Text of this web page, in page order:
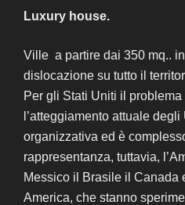
Luxury house.
Ville a partire dai 350 mq..
dislocazione su tutto il
Per gli Stati Uniti il
l’atteggiamento attuale
organizzativa ed è
rappresentanza, tuttavia,
Messico il Brasile il Canada
America, che stanno